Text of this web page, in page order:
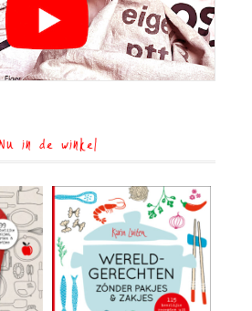
in de winkel